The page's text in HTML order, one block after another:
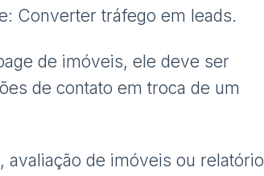
Converter tráfego em leads.
de imóveis, ele deve ser
de contato em troca de um
de imóveis ou relatório